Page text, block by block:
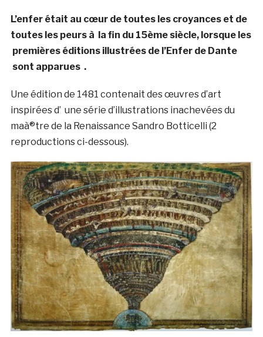
L’enfer était au cœur de toutes les croyances et de
toutes les peurs à la fin du 15ème siècle, lorsque les
premières éditions illustrées de l’Enfer de Dante
sont apparues .
Une édition de 1481 contenait des œuvres d’art
inspirées d’ une série d’illustrations inachevées du
maà®tre de la Renaissance Sandro Botticelli (2
reproductions ci-dessous).